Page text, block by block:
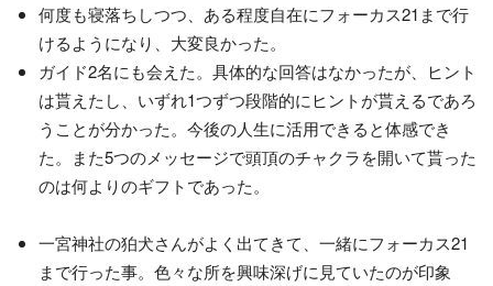
何度も寝落ちしつつ、ある程度自在にフォーカス21まで行
けるようになり、大変良かった。
ガイド2名にも会えた。具体的な回答はなかったが、ヒント
は貰えたし、いずれ1つずつ段階的にヒントが貰えるであろ
うことが分かった。今後の人生に活用できると体感でき
た。また5つのメッセージで頭頂のチャクラを開いて貰った
のは何よりのギフトであった。
一宮神社の狛犬さんがよく出てきて、一緒にフォーカス21
まで行った事。色々な所を興味深げに見ていたのが印象